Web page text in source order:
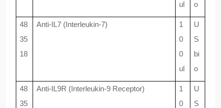
ul
o
48
35
18
Anti-IL7 (Interleukin-7)
1
0
0
ul
U
S
bi
o
48
35
Anti-IL9R (Interleukin-9 Receptor)
1
0
U
S